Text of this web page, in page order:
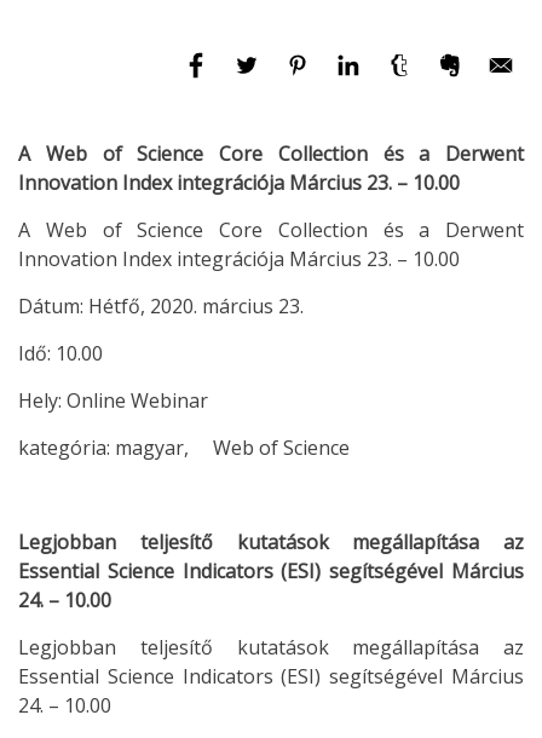
A Web of Science Core Collection és a Derwent
Innovation Index integrációja Március 23. – 10.00
A Web of Science Core Collection és a Derwent
Innovation Index integrációja Március 23. – 10.00
Dátum: Hétfő, 2020. március 23.
Idő: 10.00
Hely: Online Webinar
kategória: magyar, Web of Science
Legjobban teljesítő kutatások megállapítása az
Essential Science Indicators (ESI) segítségével Március
24. – 10.00
Legjobban teljesítő kutatások megállapítása az
Essential Science Indicators (ESI) segítségével Március
24. – 10.00